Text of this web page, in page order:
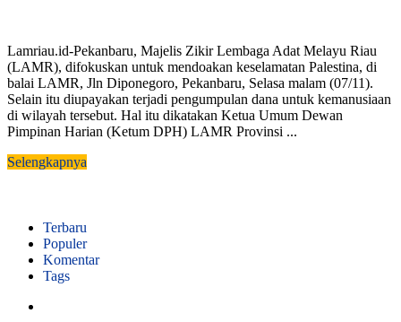
Lamriau.id-Pekanbaru, Majelis Zikir Lembaga Adat Melayu Riau
(LAMR), difokuskan untuk mendoakan keselamatan Palestina, di
balai LAMR, Jln Diponegoro, Pekanbaru, Selasa malam (07/11).
Selain itu diupayakan terjadi pengumpulan dana untuk kemanusiaan
di wilayah tersebut. Hal itu dikatakan Ketua Umum Dewan
Pimpinan Harian (Ketum DPH) LAMR Provinsi ...
Selengkapnya
Terbaru
Populer
Komentar
Tags